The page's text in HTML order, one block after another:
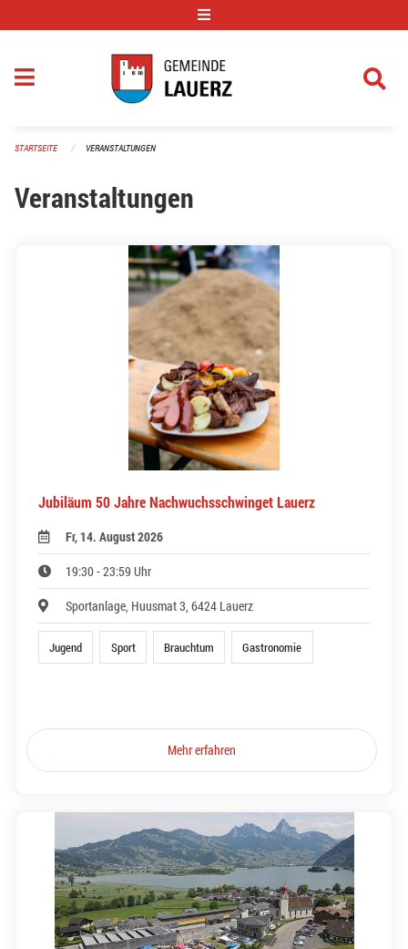
STARTSEITE VERANSTALTUNGEN
Veranstaltungen
Jubiläum 50 Jahre Nachwuchsschwinget Lauerz
Fr, 14. August 2026
19:30 - 23:59 Uhr
Sportanlage, Huusmat 3, 6424 Lauerz
Jugend Sport Brauchtum Gastronomie
Mehr erfahren